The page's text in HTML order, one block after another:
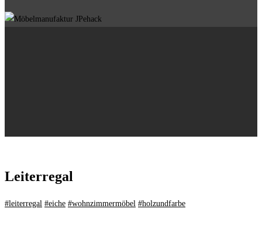
Leiterregal
#leiterregal #eiche #wohnzimmermöbel #holzundfarbe